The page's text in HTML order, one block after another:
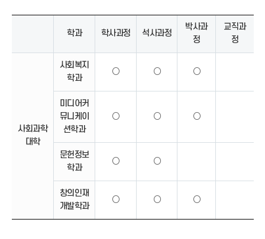
학과 학사과정 석사과정
박사과
정
교직과
정
사회과학
대학
사회복지
학과
○ ○ ○
미디어커
뮤니케이
션학과
○ ○ ○
문헌정보
학과
○ ○
창의인재
개발학과
○ ○ ○